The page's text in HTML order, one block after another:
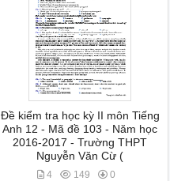
Đề kiểm tra học kỳ II môn Tiếng
Anh 12 - Mã đề 103 - Năm học
2016-2017 - Trường THPT
Nguyễn Văn Cừ (
4 149 0